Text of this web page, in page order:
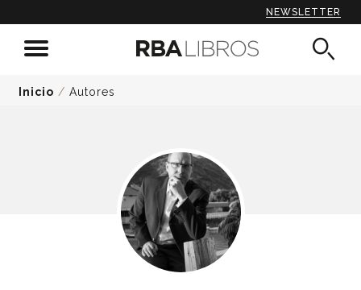
NEWSLETTER
Inicio / Autores